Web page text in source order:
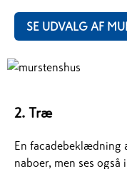
SE UDVALG AF
2. Træ
En facadebeklædning
naboer, men ses